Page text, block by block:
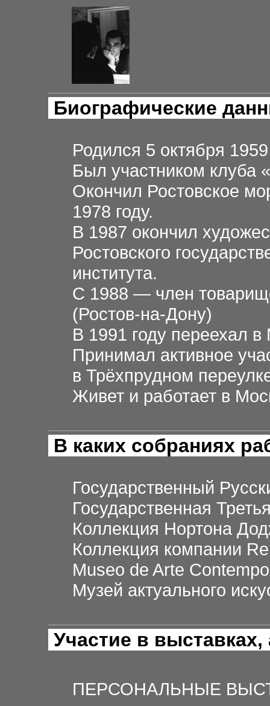
Биографические
Родился 5 октября
Был участником клуба
Окончил Ростовское
1978 году.
В 1987 окончил
Ростовского
института.
С 1988 — член
(Ростов-на-Дону)
В 1991 году переехал в
Принимал активное
в Трёхпрудном
Живет и работает в
В каких собраниях
Государственный
Государственная
Коллекция Нортона
Коллекция компании
Museo de Arte
Музей актуального
Участие в
ПЕРСОНАЛЬНЫЕ